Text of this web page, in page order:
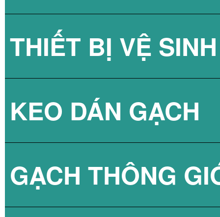
GẠCH KÍNH
GẠCH KÍNH
THIẾT BỊ VỆ SINH
SEN TẮM
VÒI CHẬU
KEO DÁN GẠCH
KEO DÁN
GẠCH THÔNG